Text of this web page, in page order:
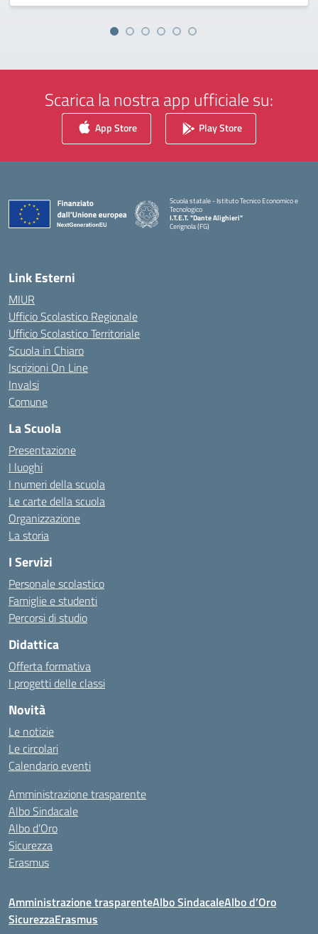
Scarica la nostra app ufficiale su:
App Store Play Store
Scuola statale - Istituto Tecnico Economico e
Tecnologico
I.T.E.T. "Dante Alighieri"
Cerignola (FG)
— Visita la pagina iniziale della scuola
Link Esterni
MIUR
Ufficio Scolastico Regionale
Ufficio Scolastico Territoriale
Scuola in Chiaro
Iscrizioni On Line
Invalsi
Comune
La Scuola
Presentazione
I luoghi
I numeri della scuola
Le carte della scuola
Organizzazione
La storia
I Servizi
Personale scolastico
Famiglie e studenti
Percorsi di studio
Didattica
Offerta formativa
I progetti delle classi
Novità
Le notizie
Le circolari
Calendario eventi
Amministrazione trasparente
Albo Sindacale
Albo d’Oro
Sicurezza
Erasmus
Amministrazione trasparenteAlbo SindacaleAlbo d’Oro
SicurezzaErasmus